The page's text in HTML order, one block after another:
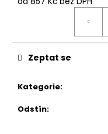
Kategorie:
Odstín:
Zeptat se
e
NÁTĚR
100